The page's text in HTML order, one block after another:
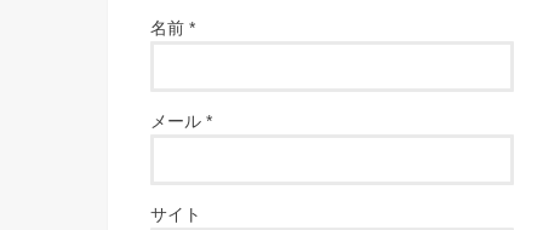
名前 *
メール *
サイト